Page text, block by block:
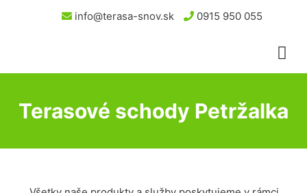
info@terasa-snov.sk 0915 950 055
Terasové schody Petržalka